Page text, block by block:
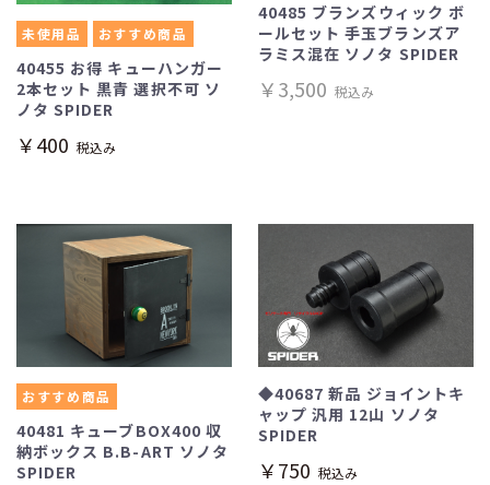
未使用品 おすすめ商品
40455 お得 キューハンガー
2本セット 黒青 選択不可 ソ
ノタ SPIDER
￥400 税込み
40485 ブランズウィック ボ
ールセット 手玉ブランズア
ラミス混在 ソノタ SPIDER
￥3,500 税込み
おすすめ商品
40481 キューブBOX400 収
納ボックス B.B-ART ソノタ
SPIDER
◆40687 新品 ジョイントキ
ャップ 汎用 12山 ソノタ
SPIDER
￥750 税込み